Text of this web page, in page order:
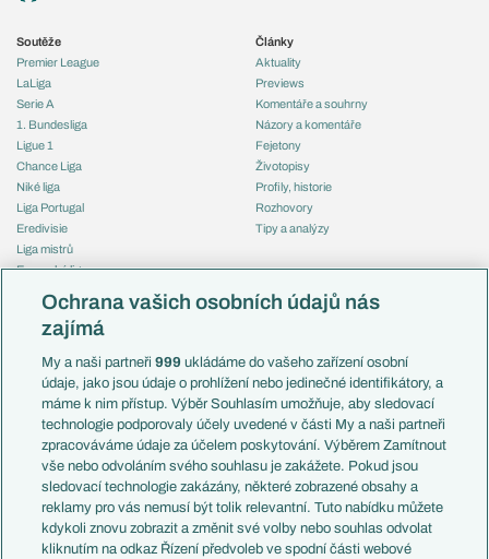
Soutěže
Premier League
LaLiga
Serie A
1. Bundesliga
Ligue 1
Chance Liga
Niké liga
Liga Portugal
Eredivisie
Liga mistrů
Evropská liga
Mistrovství světa
Liga národů
Témata
Představení týmů MS
EuroSkauting
PL v kostce
Evropské koeficienty
Přestupy
Přestupové spekulace
Zranění
Články
Aktuality
Previews
Komentáře a souhrny
Názory a komentáře
Fejetony
Životopisy
Profily, historie
Rozhovory
Tipy a analýzy
Česko
Francie
Itálie
Německo
Španělsko
Argentina
Brazílie
Přestupy
Zápasy
Ochrana vašich osobních údajů nás
zajímá
My a naši partneři999 ukládáme do vašeho zařízení osobní
údaje, jako jsou údaje o prohlížení nebo jedinečné identifikátory, a
máme k nim přístup. Výběr Souhlasím umožňuje, aby sledovací
technologie podporovaly účely uvedené v části My a naši partneři
zpracováváme údaje za účelem poskytování. Výběrem Zamítnout
vše nebo odvoláním svého souhlasu je zakážete. Pokud jsou
sledovací technologie zakázány, některé zobrazené obsahy a
reklamy pro vás nemusí být tolik relevantní. Tuto nabídku můžete
kdykoli znovu zobrazit a změnit své volby nebo souhlas odvolat
kliknutím na odkaz Řízení předvoleb ve spodní části webové